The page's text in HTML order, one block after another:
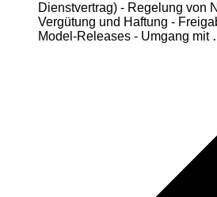
Dienstvertrag) - Regelung von
Vergütung und Haftung -
Model-Releases - Umgang mit